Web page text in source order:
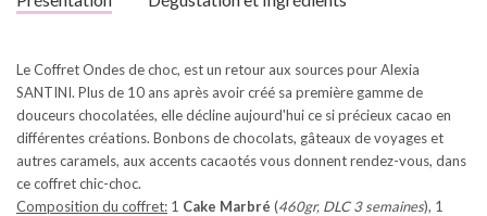
Le Coffret Ondes de choc, est un retour aux sources pour Alexia
SANTINI. Plus de 10 ans après avoir créé sa première gamme de
douceurs chocolatées, elle décline aujourd'hui ce si précieux cacao en
différentes créations. Bonbons de chocolats, gâteaux de voyages et
autres caramels, aux accents cacaotés vous donnent rendez-vous, dans
ce coffret chic-choc.
Composition du coffret: 1 Cake Marbré (460gr, DLC 3 semaines), 1